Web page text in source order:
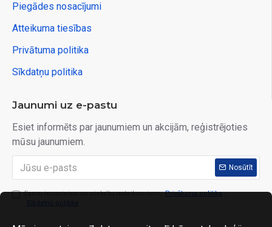
Piegādes nosacījumi
Atteikuma tiesības
Privātuma politika
Sīkdatņu politika
Jaunumi uz e-pastu
Esiet informēts par jaunumiem un akcijām, reģistrējoties
mūsu jaunumiem.
Nosūtīt
Esmu iepazinies un piekrītu noteikumiem: Privātuma politika ,
Sīkdatņu politika